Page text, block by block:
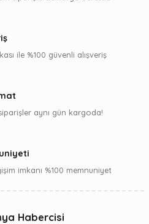
ile %100 güvenli alışveriş
aynı gün kargoda!
imkanı %100 memnuniyet
Habercisi